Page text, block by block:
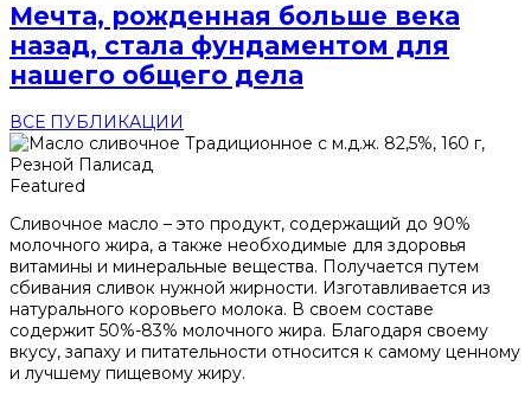
Мечта, рожденная больше века
назад, стала фундаментом для
нашего общего дела
ВСЕ ПУБЛИКАЦИИ
Featured
Сливочное масло – это продукт, содержащий до 90%
молочного жира, а также необходимые для здоровья
витамины и минеральные вещества. Получается путем
сбивания сливок нужной жирности. Изготавливается из
натурального коровьего молока. В своем составе
содержит 50%-83% молочного жира. Благодаря своему
вкусу, запаху и питательности относится к самому ценному
и лучшему пищевому жиру.